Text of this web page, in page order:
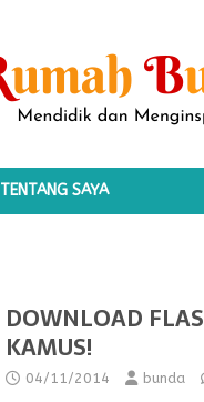
TENTANG SAYA
DOWNLOAD
KAMUS!
04/11/2014 bunda